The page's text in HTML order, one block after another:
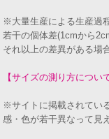
※大量生産による生産過
若干の個体差(1cmから
それ以上の差異がある場
【サイズの測り方につい
※サイトに掲載されてい
感・色が若干異なって見